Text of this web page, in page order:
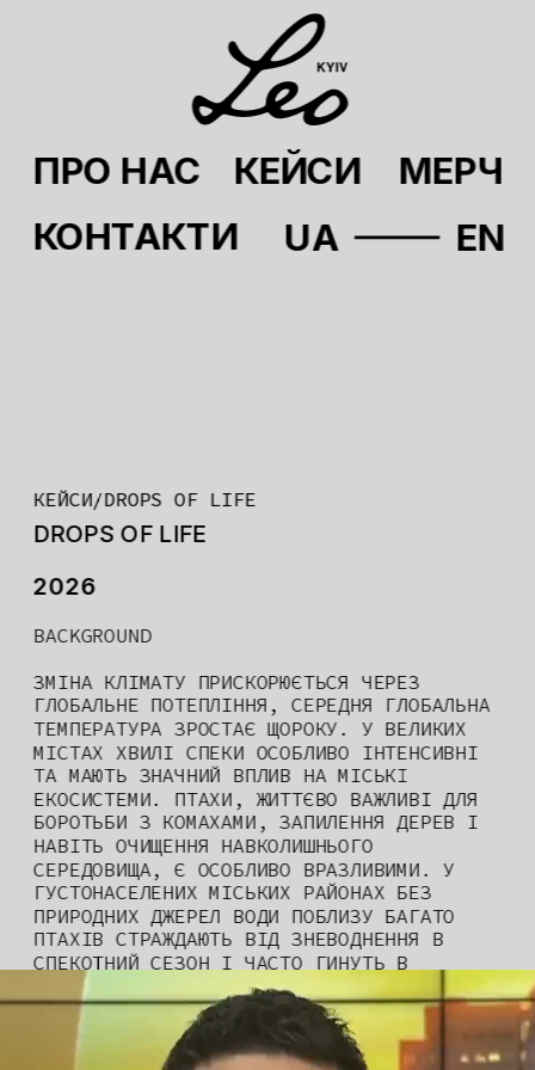
ПРО НАС МЕРЧ
КЕЙСИ
КОНТАКТИ EN
UA
КЕЙСИ/DROPS OF LIFE
DROPS OF LIFE
2026
BACKGROUND
ЗМІНА КЛІМАТУ ПРИСКОРЮЄТЬСЯ ЧЕРЕЗ
ГЛОБАЛЬНЕ ПОТЕПЛІННЯ, СЕРЕДНЯ ГЛОБАЛЬНА
ТЕМПЕРАТУРА ЗРОСТАЄ ЩОРОКУ. У ВЕЛИКИХ
МІСТАХ ХВИЛІ СПЕКИ ОСОБЛИВО ІНТЕНСИВНІ
ТА МАЮТЬ ЗНАЧНИЙ ВПЛИВ НА МІСЬКІ
ЕКОСИСТЕМИ. ПТАХИ, ЖИТТЄВО ВАЖЛИВІ ДЛЯ
БОРОТЬБИ З КОМАХАМИ, ЗАПИЛЕННЯ ДЕРЕВ І
НАВІТЬ ОЧИЩЕННЯ НАВКОЛИШНЬОГО
СЕРЕДОВИЩА, Є ОСОБЛИВО ВРАЗЛИВИМИ. У
ГУСТОНАСЕЛЕНИХ МІСЬКИХ РАЙОНАХ БЕЗ
ПРИРОДНИХ ДЖЕРЕЛ ВОДИ ПОБЛИЗУ БАГАТО
ПТАХІВ СТРАЖДАЮТЬ ВІД ЗНЕВОДНЕННЯ В
СПЕКОТНИЙ СЕЗОН І ЧАСТО ГИНУТЬ В
РЕЗУЛЬТАТІ ЦЬОГО.